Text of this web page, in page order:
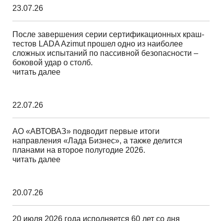
23.07.26
После завершения серии сертификационных краш-
тестов LADA Azimut прошел одно из наиболее
сложных испытаний по пассивной безопасности –
боковой удар о столб.
читать далее
22.07.26
АО «АВТОВАЗ» подводит первые итоги
направления «Лада Бизнес», а также делится
планами на второе полугодие 2026.
читать далее
20.07.26
20 июля 2026 года исполняется 60 лет со дня